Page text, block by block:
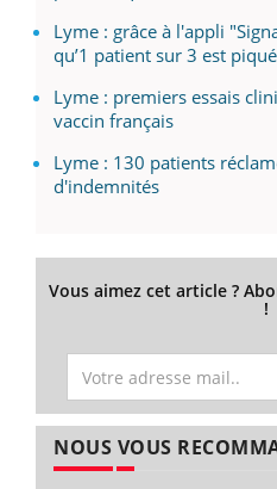
Lyme : grâce à l'appli
qu’1 patient sur 3 est
Lyme : premiers essais
vaccin français
Lyme : 130 patients
d'indemnités
Vous aimez cet article ?
!
NOUS VOUS